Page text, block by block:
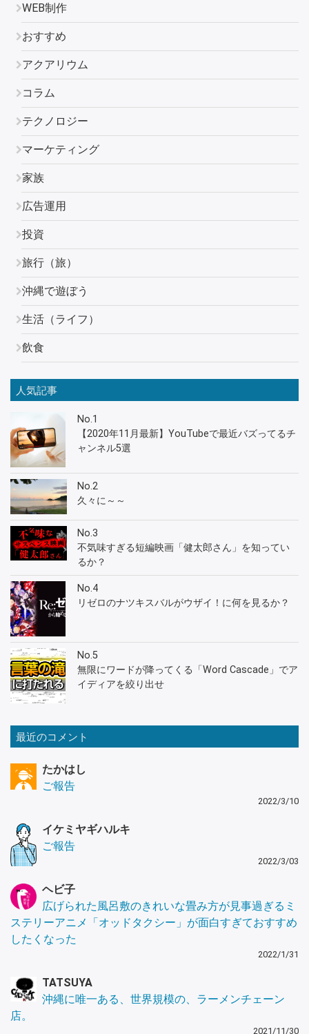
WEB制作
おすすめ
アクアリウム
コラム
テクノロジー
マーケティング
家族
広告運用
投資
旅行（旅）
沖縄で遊ぼう
生活（ライフ）
飲食
人気記事
No.1
【2020年11月最新】YouTubeで最近バズってるチ
ャンネル5選
No.2
久々に～～
No.3
不気味すぎる短編映画「健太郎さん」を知ってい
るか？
No.4
リゼロのナツキスバルがウザイ！に何を見るか？
No.5
無限にワードが降ってくる「Word Cascade」でア
イディアを絞り出せ
最近のコメント
たかはし
ご報告
2022/3/10
イケミヤギハルキ
ご報告
2022/3/03
ヘビ子
広げられた風呂敷のきれいな畳み方が見事過ぎるミ
ステリーアニメ「オッドタクシー」が面白すぎておすすめ
したくなった
2022/1/31
TATSUYA
沖縄に唯一ある、世界規模の、ラーメンチェーン
店。
2021/11/30